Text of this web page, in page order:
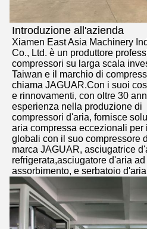
Introduzione all'azienda
Xiamen East Asia Machinery
Co., Ltd. è un produttore
compressori su larga scala
Taiwan e il marchio di
chiama JAGUAR.Con i suoi
e rinnovamenti, con oltre 30
esperienza nella produzione di
compressori d'aria, fornisce
aria compressa eccezionali per
globali con il suo compressore
marca JAGUAR, asciugatrice
refrigerata,asciugatore d'aria ad
assorbimento, e serbatoio